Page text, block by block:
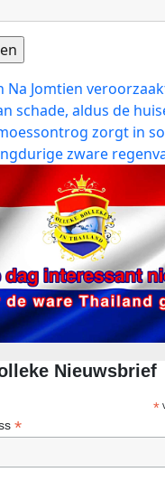
Na Jomtien
schade, aldus de
zorgt in
zware
Nieuwsbrief
*
*